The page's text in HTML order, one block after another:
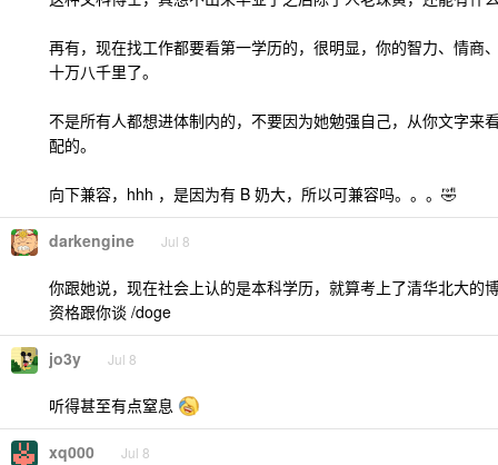
再有，现在找工作都要看第一学历的，很明显，你的智力、情商
十万八千里了。
不是所有人都想进体制内的，不要因为她勉强自己，从你文字来
配的。
向下兼容，hhh ，是因为有 B 奶大，所以可兼容吗。。。🤣
darkengine Jul 8
你跟她说，现在社会上认的是本科学历，就算考上了清华北大的
资格跟你谈 /doge
jo3y Jul 8
听得甚至有点窒息
xq000 Jul 8